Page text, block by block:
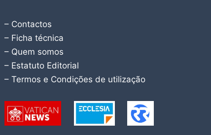
– Contactos
– Ficha técnica
– Quem somos
– Estatuto Editorial
– Termos e Condições de utilização